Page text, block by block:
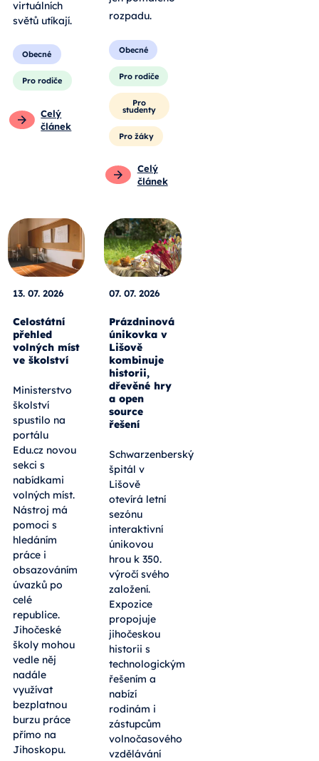
virtuálních
světů utíkají.
Obecné
Pro rodiče
Celý
článek
rozpadu.
Obecné
Pro rodiče
Pro
studenty
Pro žáky
Celý
článek
13. 07. 2026
Celostátní
přehled
volných míst
ve školství
Ministerstvo
školství
spustilo na
portálu
Edu.cz novou
sekci s
nabídkami
volných míst.
Nástroj má
pomoci s
hledáním
práce i
obsazováním
úvazků po
celé
republice.
Jihočeské
školy mohou
vedle něj
nadále
využívat
bezplatnou
burzu práce
přímo na
Jihoskopu.
07. 07. 2026
Prázdninová
únikovka v
Lišově
kombinuje
historii,
dřevěné hry
a open
source
řešení
Schwarzenberský
špitál v
Lišově
otevírá letní
sezónu
interaktivní
únikovou
hrou k 350.
výročí svého
založení.
Expozice
propojuje
jihočeskou
historii s
technologickým
řešením a
nabízí
rodinám i
zástupcům
volnočasového
vzdělávání